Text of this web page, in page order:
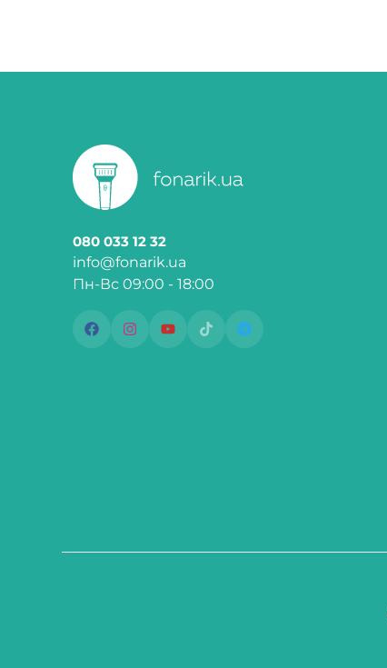
080 033 12 32
info@fonarik.ua
Пн-Вс 09:00 - 18:00